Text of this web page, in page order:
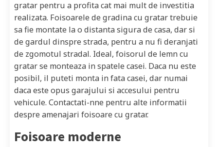
gratar pentru a profita cat mai mult de investitia
realizata. Foisoarele de gradina cu gratar trebuie
sa fie montate la o distanta sigura de casa, dar si
de gardul dinspre strada, pentru a nu fi deranjati
de zgomotul stradal. Ideal, foisorul de lemn cu
gratar se monteaza in spatele casei. Daca nu este
posibil, il puteti monta in fata casei, dar numai
daca este opus garajului si accesului pentru
vehicule. Contactati-nne pentru alte informatii
despre amenajari foisoare cu gratar.
Foisoare moderne